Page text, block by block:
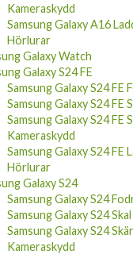
Kameraskydd
Samsung Galaxy A16
Hörlurar
Galaxy Watch
Galaxy S24 FE
Samsung Galaxy S24 FE
Samsung Galaxy S24 FE
Samsung Galaxy S24 FE
Kameraskydd
Samsung Galaxy S24 FE
Hörlurar
Galaxy S24
Samsung Galaxy S24
Samsung Galaxy S24 Skal
Samsung Galaxy S24
Kameraskydd